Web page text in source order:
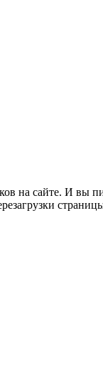
на сайте. И вы